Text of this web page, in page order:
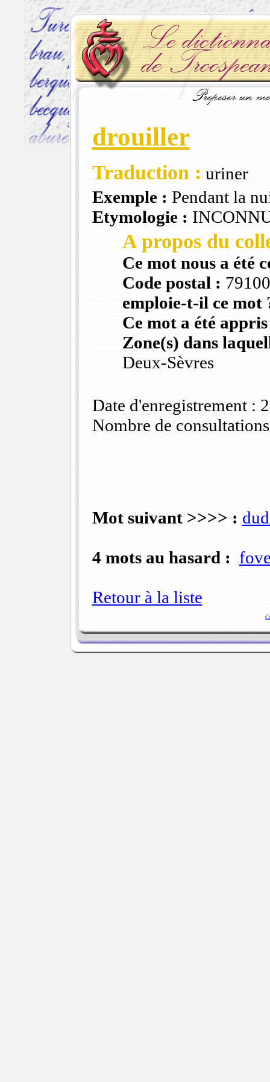
drouiller
Traduction : uriner
Exemple : Pendant la
Etymologie :
A propos du
Ce mot nous a été
Code postal :
emploie-t-il ce mot
Ce mot a été
Zone(s) dans
Deux-Sèvres
Date d'enregistrement :
Nombre de
Mot suivant >>>> :
4 mots au hasard :
Retour à la liste